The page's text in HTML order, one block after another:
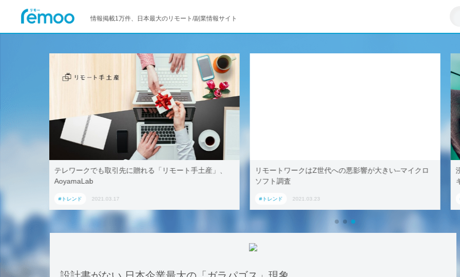
情報掲載1万件、日本最大のリモート/副業情報サイト
テレワークでも取引先に贈れる「リモート手土産」、
AoyamaLab
#トレンド 2021.03.17
リモートワークはZ世代への悪影響が大きい–マイクロ
ソフト調査
#トレンド 2021.03.23